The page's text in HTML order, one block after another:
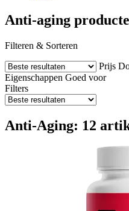
Anti-aging
Filteren & Sorteren
Prijs
Eigenschappen Goed voor
Filters
Anti-Aging: 12